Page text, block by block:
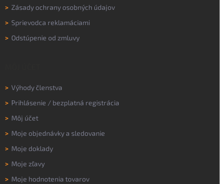
> Zásady ochrany osobných údajov
> Sprievodca reklamáciami
> Odstúpenie od zmluvy
> Výhody členstva
> Prihlásenie / bezplatná registrácia
> Môj účet
> Moje objednávky a sledovanie
> Moje doklady
> Moje zľavy
> Moje hodnotenia tovarov